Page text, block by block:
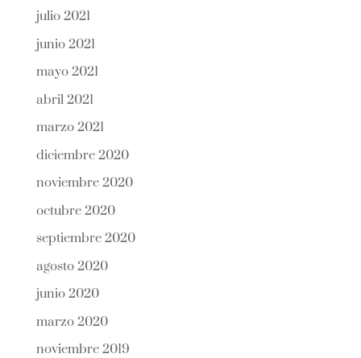
julio 2021
junio 2021
mayo 2021
abril 2021
marzo 2021
diciembre 2020
noviembre 2020
octubre 2020
septiembre 2020
agosto 2020
junio 2020
marzo 2020
noviembre 2019